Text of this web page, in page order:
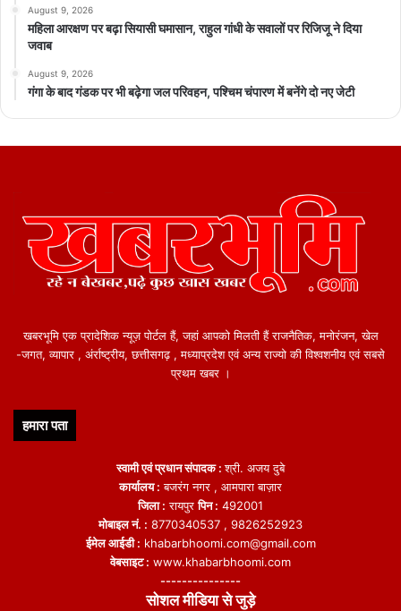
August 9, 2026
महिला आरक्षण पर बढ़ा सियासी घमासान, राहुल गांधी के सवालों पर रिजिजू ने दिया
जवाब
August 9, 2026
गंगा के बाद गंडक पर भी बढ़ेगा जल परिवहन, पश्चिम चंपारण में बनेंगे दो नए जेटी
खबरभूमि एक प्रादेशिक न्यूज़ पोर्टल हैं, जहां आपको मिलती हैं राजनैतिक, मनोरंजन, खेल
-जगत, व्यापार , अंर्राष्ट्रीय, छत्तीसगढ़ , मध्याप्रदेश एवं अन्य राज्यो की विश्वशनीय एवं सबसे
प्रथम खबर ।
हमारा पता
स्वामी एवं प्रधान संपादक :श्री. अजय दुबे
कार्यालय : बजरंग नगर , आमपारा बाज़ार
जिला : रायपुरपिन : 492001
मोबाइल नं. : 8770340537 , 9826252923
ईमेल आईडी : khabarbhoomi.com@gmail.com
वेबसाइट : www.khabarbhoomi.com
---------------
सोशल मीडिया से जुड़े